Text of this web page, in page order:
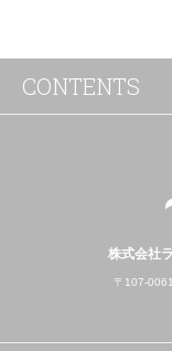
株式会社
〒107-
CONTENTS